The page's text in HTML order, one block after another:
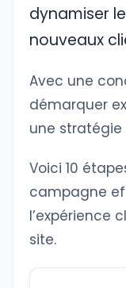
dynamiser
nouveaux
Avec une
démarquer
une stratégie
Voici 10
campagne
l’expérience
site.